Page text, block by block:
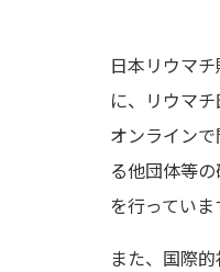
日本リウマ
に、リウマ
オンライン
る他団体等
を行っていま
また、国際